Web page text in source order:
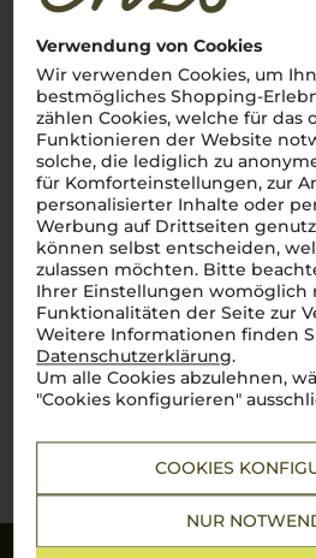
Verwendung von Cookies
Wir verwenden Cookies, um
bestmögliches Shopping-
zählen Cookies, welche für das
Funktionieren der Website
solche, die lediglich zu
für Komforteinstellungen, zur
personalisierter Inhalte oder
Werbung auf Drittseiten
können selbst entscheiden,
zulassen möchten. Bitte
Ihrer Einstellungen womöglich
Funktionalitäten der Seite zur
Weitere Informationen finden
Datenschutzerklärung.
Um alle Cookies abzulehnen,
"Cookies konfigurieren"
COOKIES
NUR
2022
Gavi I classici
Roberto Sarotto
Lebendige Frische aus dem